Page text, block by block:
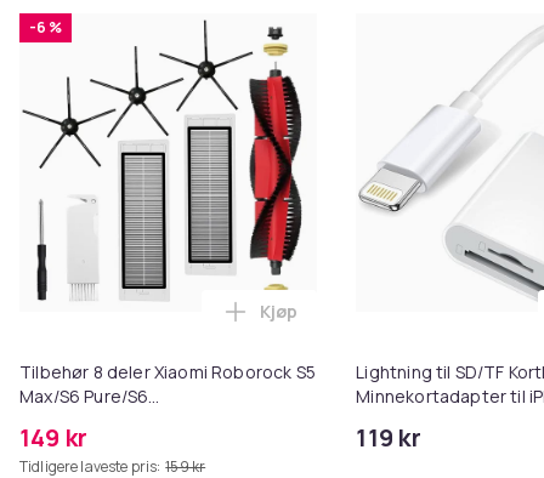
-6 %
Tilbehør 8 deler Xiaomi Roborock S5
Max/S6 Pure/S6
149 kr
Tidligere laveste pris: 159 kr
Legg Tilbehør 8 deler Xiaomi
Kjøp
Lightning til SD/TF
Minnekortadapter til
119 kr